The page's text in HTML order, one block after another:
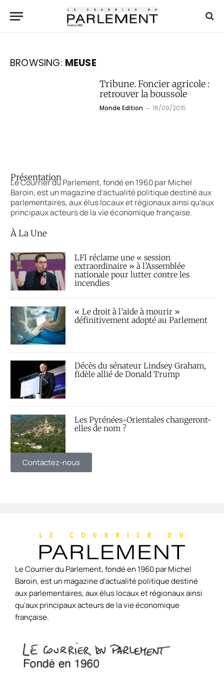
BROWSING: MEUSE
Tribune. Foncier agricole :
retrouver la boussole
Monde Edition 16/09/2015
Présentation
Le Courrier du Parlement, fondé en 1960 par Michel
Baroin, est un magazine d’actualité politique destiné aux
parlementaires, aux élus locaux et régionaux ainsi qu’aux
principaux acteurs de la vie économique française.
À La Une
LFI réclame une « session
extraordinaire » à l’Assemblée
nationale pour lutter contre les
incendies
« Le droit à l’aide à mourir »
définitivement adopté au Parlement
Décès du sénateur Lindsey Graham,
fidèle allié de Donald Trump
Les Pyrénées-Orientales changeront-
elles de nom ?
Contactez-nous
Le Courrier du Parlement, fondé en 1960 par Michel
Baroin, est un magazine d’actualité politique destiné
aux parlementaires, aux élus locaux et régionaux ainsi
qu’aux principaux acteurs de la vie économique
française.